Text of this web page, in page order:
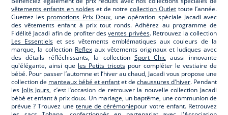
vêtements enfants en soldeset de notrecollection Outlet toute l’année.
Guettez les promotions Prix Doux, une opération spéciale Jacadi avec
des vêtements enfant à prix tout ronds. Adhérez au programme de
Fidélité Jacadi afin de profiter desventes privées. Retrouvez la collection
Les Essentielset ses vêtements emblématiques aux couleurs de la
marque, la collection Reflex aux vêtements originaux et ludiques avec
des détails réfléchissants, la collection Sport Chicaussi innovante
qu'élégante, ainsi que les Petits tricotspour compléter le vestiaire de
bébé. Pour passer l’automne et l’hiver au chaud, Jacadi vous propose une
collection de manteaux bébé et enfantet de chaussures d'hiver. Pendant
les Jolis Jours, c’est l’occasion de retrouver la nouvelle collection Jacadi
bébé et enfant à prix doux. Un mariage, un baptême, une communion de
prévue ? Trouvez une tenue de cérémoniepour votre enfant. Retrouvez